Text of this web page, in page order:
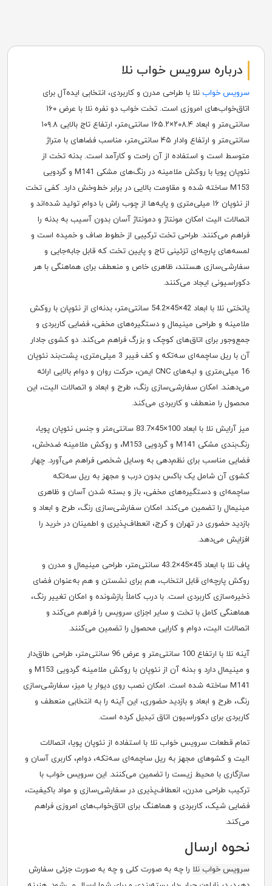
درباره سرویس خواب نلا
سرویس خواب نلا با طراحی مدرن و کاربردی، انتخابی ایده‌آل برای
اتاق‌خواب‌های امروزی است. تخت خواب دو نفره نلا با عرض ۱۶۰
سانتی‌متر و ابعاد ۲۰۸.۴×۱۶۵.۲ سانتی‌متر، ارتفاع تاج بالایی ۱۰۹.۸
سانتی‌متر و ارتفاع وادار ۴۵ سانتی‌متر، مناسب فضاهای با متراژ
متوسط است و استفاده از آن راحت و کارآمد است. بدنه تخت از
نئوپان پویا با روکش ملامینه در رنگ‌های مشکی M141 و گردویی
M153 ساخته شده و مقاومت بالایی در برابر خط‌وخش دارد. کفی تخت
از نئوپان ۱۶ میلی‌متری و پایه‌ها از چوب راش با دوام تولید شده‌اند و
اتصالات الیت امکان مونتاژ و دمونتاژ آسان بدون آسیب به بدنه را
فراهم می‌کنند. طراحی تخت ترکیبی از خطوط صاف و خمیده است و
لمسه‌های پارچه‌ای تزئینی تاج و پایین تخت که قابل جابه‌جایی و
سفارشی‌سازی هستند، ظاهری خاص و منعطف برای هماهنگی با هر
دکوراسیونی ایجاد می‌کنند.
پاتختی نلا با ابعاد 42×45×54.2 سانتی‌متر، بدنه‌ای از نئوپان با روکش
ملامینه و طراحی مینیمال و دستگیره‌های مخفی، فضایی کاربردی و
جمع‌وجور برای اتاق‌های کوچک و بزرگ فراهم می‌کند. دو کشوی جادار
آن با ریل ساچمه‌ای سه‌تکه و کف فیبر 3 میلی‌متری، پشت‌بند نئوپان
16 میلی‌متری و لبه‌های CNC ایمن، حرکت روان و دوام بالایی ارائه
می‌دهند. امکان سفارشی‌سازی رنگ، طرح و ابعاد و اتصالات الیت، این
محصول را منعطف و کاربردی می‌کند.
میز آرایش نلا با ابعاد 100×45×83.7 سانتی‌متر و جنس نئوپان پویا،
رنگ‌بندی مشکی M141 و گردویی M153، و روکش ملامینه ضدخش،
فضایی مناسب برای نظم‌دهی به وسایل شخصی فراهم می‌آورد. چهار
کشوی آن شامل یک باکس بدون درب و مجهز به ریل سه‌تکه
ساچمه‌ای و دستگیره‌های مخفی، باز و بسته شدن آسان و ظاهری
مینیمال را تضمین می‌کند. امکان سفارشی‌سازی رنگ، طرح و ابعاد و
بازدید حضوری در تهران و کرج، انعطاف‌پذیری و اطمینان در خرید را
افزایش می‌دهد.
پاف نلا با ابعاد 45×45×43.2 سانتی‌متر، طراحی مینیمال و مدرن و
روکش پارچه‌ای قابل انتخاب، هم برای نشستن و هم به‌عنوان فضای
ذخیره‌سازی کاربردی است. با درب کاملاً بازشونده و امکان تغییر رنگ،
هماهنگی کامل با تخت و سایر اجزای سرویس را فراهم می‌کند و
اتصالات الیت، دوام و کارایی محصول را تضمین می‌کنند.
آینه نلا با ارتفاع 100 سانتی‌متر و عرض 96 سانتی‌متر، طراحی طاق‌دار
و مینیمال دارد و بدنه آن از نئوپان با روکش ملامینه گردویی M153 و
M141 ساخته شده است. امکان نصب روی دیوار یا میز، سفارشی‌سازی
رنگ، طرح و ابعاد و بازدید حضوری، این آینه را به انتخابی منعطف و
کاربردی برای دکوراسیون اتاق تبدیل کرده است.
تمام قطعات سرویس خواب نلا با استفاده از نئوپان پویا، اتصالات
الیت و کشوهای مجهز به ریل ساچمه‌ای سه‌تکه، دوام، کاربری آسان و
سازگاری با محیط زیست را تضمین می‌کنند. این سرویس خواب با
ترکیب طراحی مدرن، انعطاف‌پذیری در سفارشی‌سازی و مواد باکیفیت،
فضایی شیک، کاربردی و هماهنگ برای اتاق‌خواب‌های امروزی فراهم
می‌کند.
نحوه ارسال
سرویس خواب نلا را چه به صورت کلی و چه به صورت جزئی سفارش